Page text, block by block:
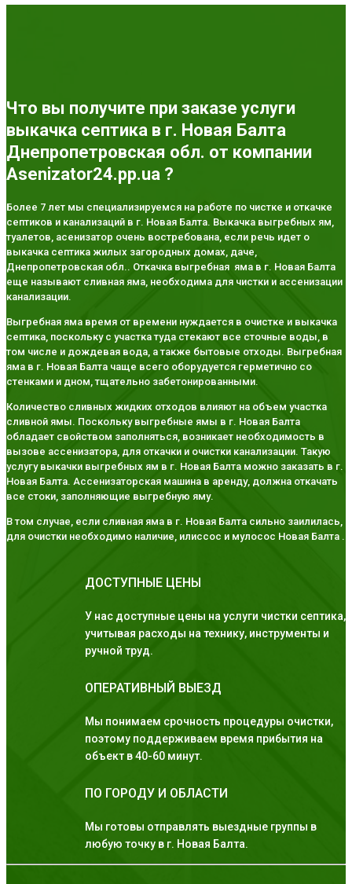
Что вы получите при заказе услуги
выкачка септика в г. Новая Балта
Днепропетровская обл. от компании
Asenizator24.pp.ua ?
Более 7 лет мы специализируемся на работе по чистке и откачке
септиков и канализаций в г. Новая Балта. Выкачка выгребных ям,
туалетов, асенизатор очень востребована, если речь идет о
выкачка септика жилых загородных домах, даче,
Днепропетровская обл.. Откачка выгребная яма в г. Новая Балта
еще называют сливная яма, необходима для чистки и ассенизации
канализации.
Выгребная яма время от времени нуждается в очистке и выкачка
септика, поскольку с участка туда стекают все сточные воды, в
том числе и дождевая вода, а также бытовые отходы. Выгребная
яма в г. Новая Балта чаще всего оборудуется герметично со
стенками и дном, тщательно забетонированными.
Количество сливных жидких отходов влияют на объем участка
сливной ямы. Поскольку выгребные ямы в г. Новая Балта
обладает свойством заполняться, возникает необходимость в
вызове ассенизатора, для откачки и очистки канализации. Такую
услугу выкачки выгребных ям в г. Новая Балта можно заказать в г.
Новая Балта. Ассенизаторская машина в аренду, должна откачать
все стоки, заполняющие выгребную яму.
В том случае, если сливная яма в г. Новая Балта сильно заилилась,
для очистки необходимо наличие, илиссос и мулосос Новая Балта .
ДОСТУПНЫЕ ЦЕНЫ
У нас доступные цены на услуги чистки септика,
учитывая расходы на технику, инструменты и
ручной труд.
ОПЕРАТИВНЫЙ ВЫЕЗД
Мы понимаем срочность процедуры очистки,
поэтому поддерживаем время прибытия на
объект в 40-60 минут.
ПО ГОРОДУ И ОБЛАСТИ
Мы готовы отправлять выездные группы в
любую точку в г. Новая Балта.